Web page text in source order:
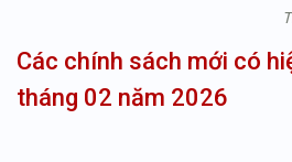
Các chính sách mới có
tháng 02 năm 2026